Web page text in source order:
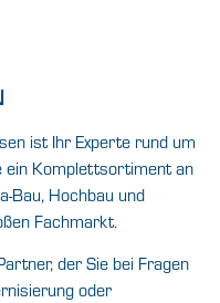
ist Ihr Experte rund um
ein Komplettsortiment an
Bau, Hochbau und
Fachmarkt.
der Sie bei Fragen
oder